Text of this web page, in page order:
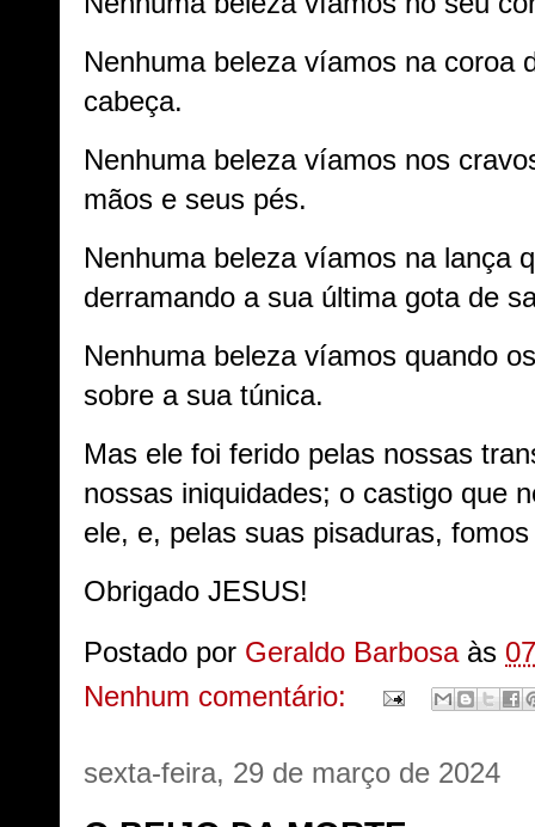
Nenhuma beleza víamos na coroa
cabeça.
Nenhuma beleza víamos nos
mãos e seus pés.
Nenhuma beleza víamos na lança
derramando a sua última gota de
Nenhuma beleza víamos quando
sobre a sua túnica.
Mas ele foi ferido pelas nossas
nossas iniquidades; o castigo que
ele, e, pelas suas pisaduras,
Obrigado JESUS!
Postado por Geraldo Barbosa às
Nenhum comentário:
sexta-feira, 29 de março de 2024